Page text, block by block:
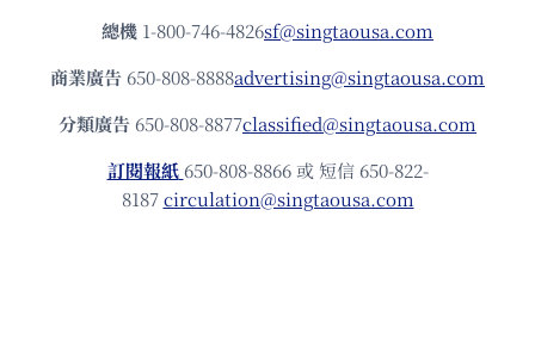
總機 1-800-746-4826sf@singtaousa.com
商業廣告 650-808-8888advertising@singtaousa.com
分類廣告 650-808-8877classified@singtaousa.com
訂閱報紙 650-808-8866 或 短信 650-822-
8187circulation@singtaousa.com